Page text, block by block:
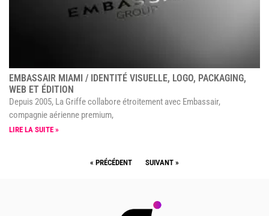
EMBASSAIR MIAMI / IDENTITÉ VISUELLE, LOGO, PACKAGING,
WEB ET ÉDITION
Depuis 2005, La Griffe collabore étroitement avec Embassair,
compagnie aérienne premium,
LIRE LA SUITE »
« PRÉCÉDENT SUIVANT »